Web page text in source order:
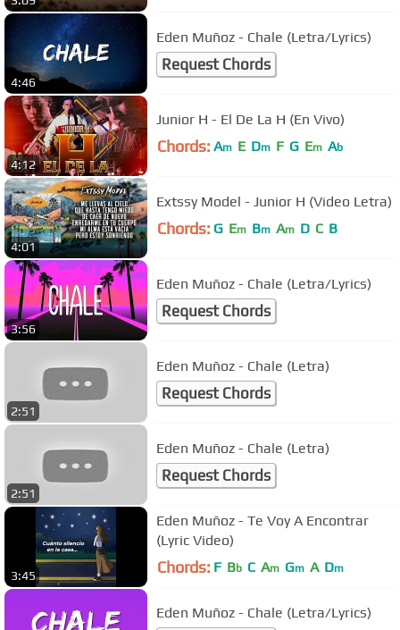
4:46
Eden Muñoz - Chale (Letra/Lyrics)
Request Chords
4:12
Junior H - El De La H (En Vivo)
Chords: Am E Dm F G Em Ab
4:01
Extssy Model - Junior H (Video Letra)
Chords: G Em Bm Am D C B
3:56
Eden Muñoz - Chale (Letra/Lyrics)
Request Chords
2:51
Eden Muñoz - Chale (Letra)
Request Chords
2:51
Eden Muñoz - Chale (Letra)
Request Chords
3:45
Eden Muñoz - Te Voy A Encontrar
(Lyric Video)
Chords: F Bb C Am Gm A Dm
Eden Muñoz - Chale (Letra/Lyrics)